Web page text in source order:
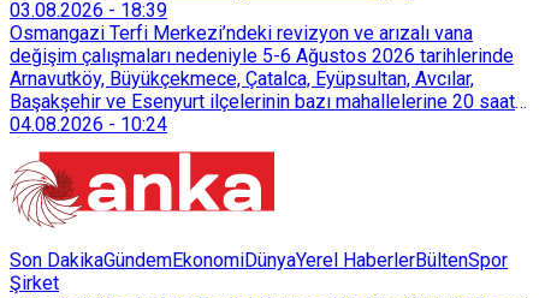
sürdürülebilir atık yönetimi sistemine dahil etti.
03.08.2026 - 18:39
Osmangazi Terfi Merkezi’ndeki revizyon ve arızalı vana
değişim çalışmaları nedeniyle 5-6 Ağustos 2026 tarihlerinde
Arnavutköy, Büyükçekmece, Çatalca, Eyüpsultan, Avcılar,
Başakşehir ve Esenyurt ilçelerinin bazı mahallelerine 20 saat
süreyle su verilemeyecek.
04.08.2026 - 10:24
Son DakikaGündemEkonomiDünyaYerel HaberlerBültenSpor
Şirket